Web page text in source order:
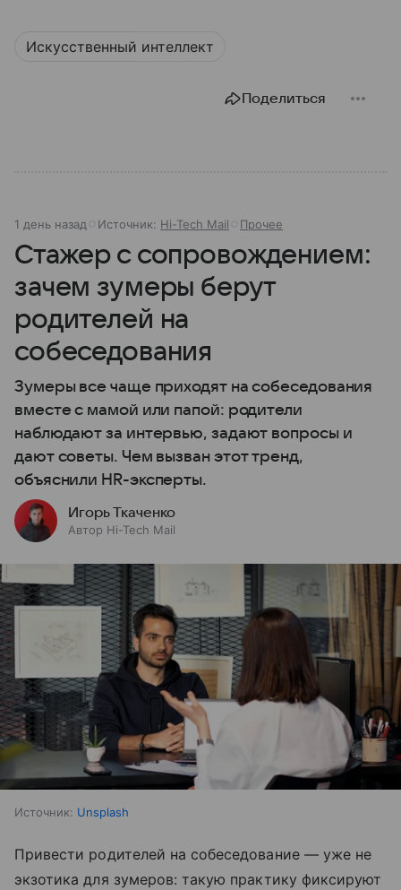
Искусственный интеллект
Поделиться
1 день назад Источник: Hi-Tech Mail Прочее
Стажер с сопровождением:
зачем зумеры берут
родителей на
собеседования
Зумеры все чаще приходят на собеседования
вместе с мамой или папой: родители
наблюдают за интервью, задают вопросы и
дают советы. Чем вызван этот тренд,
объяснили HR-эксперты.
Игорь Ткаченко
Автор Hi-Tech Mail
Источник: Unsplash
Привести родителей на собеседование — уже не
экзотика для зумеров: такую практику фиксируют